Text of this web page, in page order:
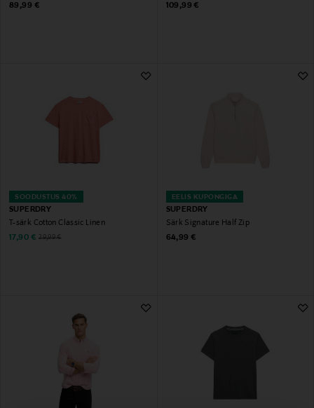
Original Price
89,99 €
Original Price
109,99 €
SOODUSTUS 40%
SUPERDRY
T-särk Cotton Classic Linen
Discounted Price
17,90 € Original Price
29,99 €
EELIS KUPONGIGA
SUPERDRY
Särk Signature Half Zip
Original Price
64,99 €